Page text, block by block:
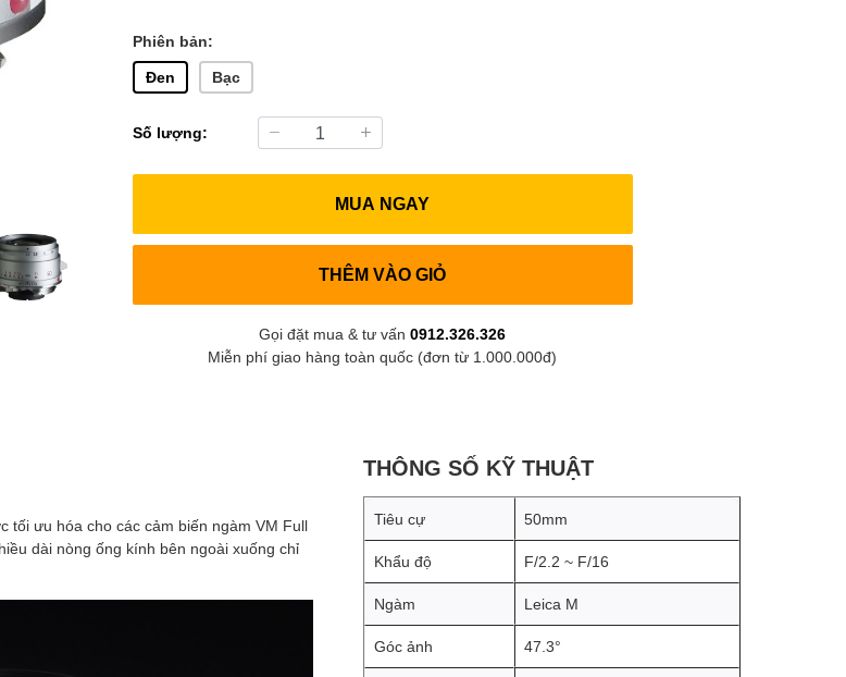
Phiên bản:
Đen
Bạc
Số lượng:
MUA NGAY
THÊM VÀO GIỎ
Gọi đặt mua & tư vấn0912.326.326
Miễn phí giao hàng toàn quốc (đơn từ 1.000.000đ)
tối ưu hóa cho các cảm biến ngàm VM Full
dài nòng ống kính bên ngoài xuống chỉ
THÔNG SỐ KỸ THUẬT
Tiêu cự 50mm
Khẩu độ F/2.2 ~ F/16
Ngàm Leica M
Góc ảnh 47.3°